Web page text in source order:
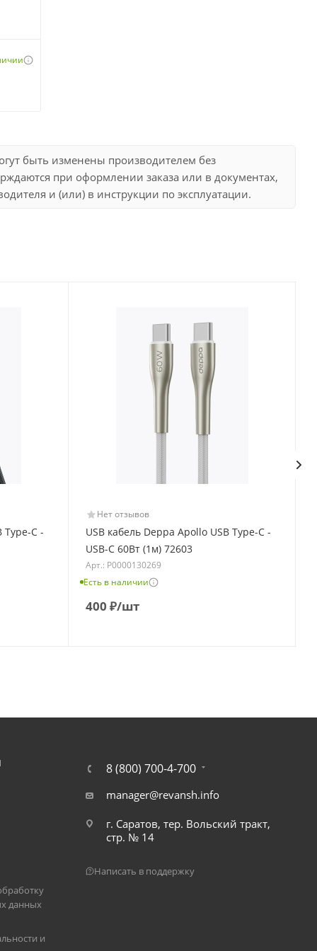
быть изменены производителем без
при оформлении заказа или в документах,
и (или) в инструкции по эксплуатации.
Type-C -
Нет отзывов
USB кабель Deppa Apollo USB Type-C -
USB-С 60Вт (1м) 72603
Арт.: Р0000130269
Есть в наличии
400 ₽/шт
данных
и
8 (800) 700-4-700
manager@revansh.info
г. Саратов, тер. Вольский тракт,
стр. № 14
Написать в поддержку